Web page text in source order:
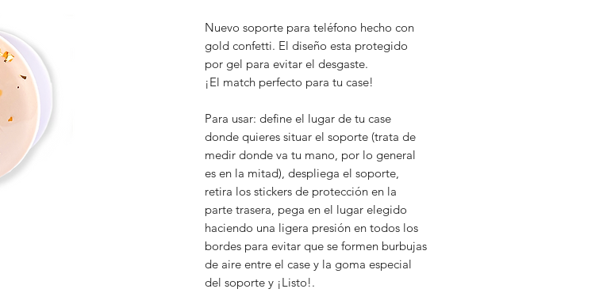
Nuevo soporte para teléfono hecho con
gold confetti. El diseño esta protegido
por gel para evitar el desgaste.
¡El match perfecto para tu case!
Para usar: define el lugar de tu case
donde quieres situar el soporte (trata de
medir donde va tu mano, por lo general
es en la mitad), despliega el soporte,
retira los stickers de protección en la
parte trasera, pega en el lugar elegido
haciendo una ligera presión en todos los
bordes para evitar que se formen burbujas
de aire entre el case y la goma especial
del soporte y ¡Listo!.